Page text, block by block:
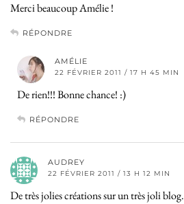
Merci beaucoup Amélie !
RÉPONDRE
AMÉLIE
22 FÉVRIER 2011 / 17 H 45 MIN
De rien!!! Bonne chance! :)
RÉPONDRE
AUDREY
22 FÉVRIER 2011 / 13 H 12 MIN
De très jolies créations sur un très joli blog.